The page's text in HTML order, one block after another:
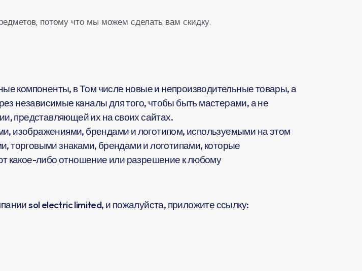
потому что мы можем сделать вам скидку.
компоненты, в Том числе новые и непроизводительные товары, а
независимые каналы для того, чтобы быть мастерами, а не
представляющей их на своих сайтах.
изображениями, брендами и логотипом, используемыми на этом
торговыми знаками, брендами и логотипами, которые
какое-либо отношение или разрешение к любому
sol electric limited, и пожалуйста, приложите ссылку: